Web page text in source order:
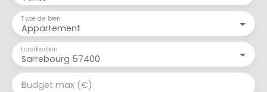
Appartement
Type de bien
Sarrebourg 57400
Localisation
Budget max (€)